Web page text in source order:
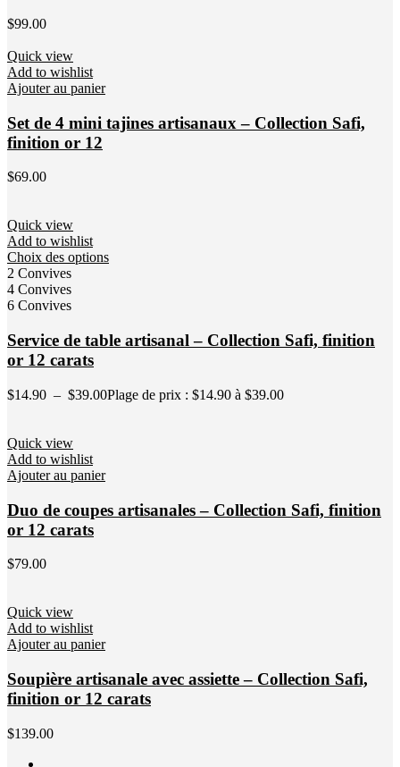
$99.00
Quick view
Add to wishlist
Ajouter au panier
Set de 4 mini tajines artisanaux – Collection Safi,
finition or 12
$69.00
Quick view
Add to wishlist
Choix des options
2 Convives
4 Convives
6 Convives
Service de table artisanal – Collection Safi, finition
or 12 carats
$14.90 – $39.00Plage de prix : $14.90 à $39.00
Quick view
Add to wishlist
Ajouter au panier
Duo de coupes artisanales – Collection Safi, finition
or 12 carats
$79.00
Quick view
Add to wishlist
Ajouter au panier
Soupière artisanale avec assiette – Collection Safi,
finition or 12 carats
$139.00